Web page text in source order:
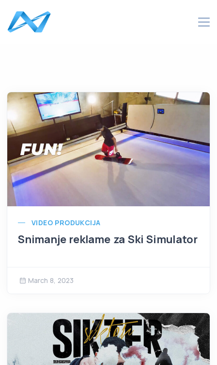
VIDEO PRODUKCIJA
Snimanje reklame za Ski Simulator
March 8, 2023